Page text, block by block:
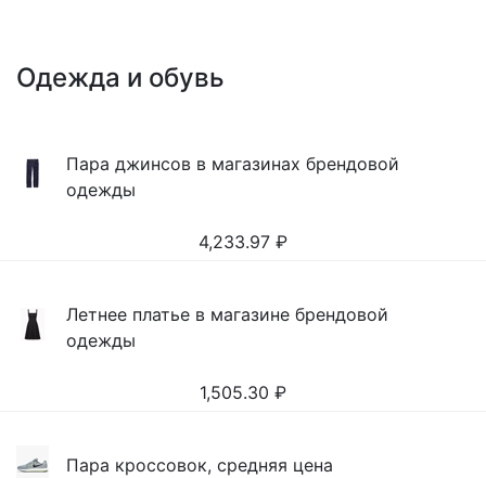
Одежда и обувь
Пара джинсов в магазинах брендовой
одежды
4,233.97 ₽
Летнее платье в магазине брендовой
одежды
1,505.30 ₽
Пара кроссовок, средняя цена